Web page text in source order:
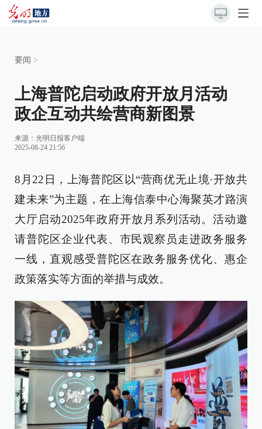
要闻 >
上海普陀启动政府开放月活动
政企互动共绘营商新图景
来源： 光明日报客户端
2025-08-24 21:56
8月22日，上海普陀区以“营商优无止境·开放共
建未来”为主题，在上海信泰中心海聚英才路演
大厅启动2025年政府开放月系列活动。活动邀
请普陀区企业代表、市民观察员走进政务服务
一线，直观感受普陀区在政务服务优化、惠企
政策落实等方面的举措与成效。